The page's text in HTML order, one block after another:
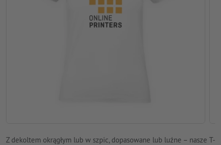
Z dekoltem okrągłym lub w szpic, dopasowane lub luźne – nasze T-